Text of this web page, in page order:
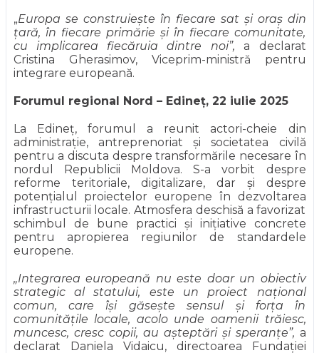
„Europa se construiește în fiecare sat și oraș din
țară, în fiecare primărie și în fiecare comunitate,
cu implicarea fiecăruia dintre noi”, a declarat
Cristina Gherasimov, Viceprim-ministră pentru
integrare europeană.
Forumul regional Nord – Edineț, 22 iulie 2025
La Edineț, forumul a reunit actori-cheie din
administrație, antreprenoriat și societatea civilă
pentru a discuta despre transformările necesare în
nordul Republicii Moldova. S-a vorbit despre
reforme teritoriale, digitalizare, dar și despre
potențialul proiectelor europene în dezvoltarea
infrastructurii locale. Atmosfera deschisă a favorizat
schimbul de bune practici și inițiative concrete
pentru apropierea regiunilor de standardele
europene.
„Integrarea europeană nu este doar un obiectiv
strategic al statului, este un proiect național
comun, care își găsește sensul și forța în
comunitățile locale, acolo unde oamenii trăiesc,
muncesc, cresc copii, au așteptări și speranțe”, a
declarat Daniela Vidaicu, directoarea Fundației